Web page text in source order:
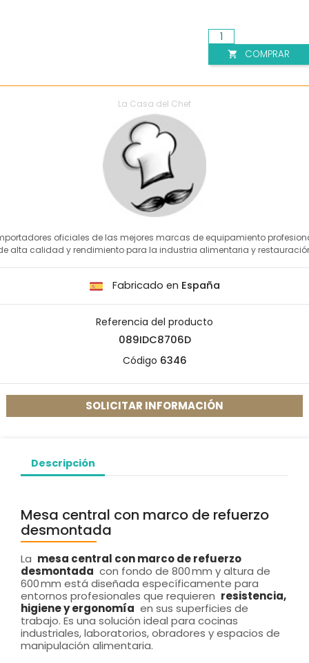
La Casa del Chef
oficiales de las mejores marcas de equipamiento
alta calidad y rendimiento para la industria alimentaria y
Fabricado en España
Referencia del producto
089IDC8706D
Código 6346
SOLICITAR INFORMACIÓN
 COMPRAR
Descripción
Mesa central con marco de refuerzo
desmontada
La mesa central con marco de refuerzo
desmontada con fondo de 800 mm y altura de
600 mm está diseñada específicamente para
entornos profesionales que requieren resistencia,
higiene y ergonomía en sus superficies de
trabajo. Es una solución ideal para cocinas
industriales, laboratorios, obradores y espacios de
manipulación alimentaria.